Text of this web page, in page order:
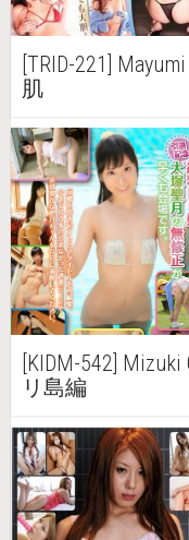
[TRID-221]
肌
[KIDM-542]
リ島編